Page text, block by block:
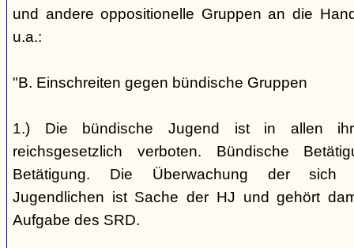
und andere oppositionelle Gruppen an die
u.a.:
"B. Einschreiten gegen bündische Gruppen
1.) Die bündische Jugend ist in allen
reichsgesetzlich verboten. Bündische
Betätigung. Die Überwachung der sich
Jugendlichen ist Sache der HJ und gehört
Aufgabe des SRD.